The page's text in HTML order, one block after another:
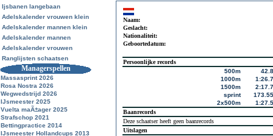
Ijsbanen langebaan
Adelskalender vrouwen klein
Adelskalender mannen klein
Adelskalender mannen
Adelskalender vrouwen
Ranglijsten schaatsen
Managerspellen
Massasprint 2026
Rosa Nostra 2026
Wegwedstrijd 2026
IJsmeester 2025
Vuelta maÃ±ager 2025
Strafschop 2021
Bettingpractice 2014
IJsmeester Hollandcups 2013
Naam:
Geslacht:
Nationaliteit:
Geboortedatum:
Persoonlijke records
500m
1000m
1500m
sprint
2x500m
Baanrecords
Deze schaatser heeft geen baanrecords
Uitslagen